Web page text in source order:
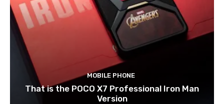
MOBILE PHONE
That is the POCO X7 Professional Iron Man
Version